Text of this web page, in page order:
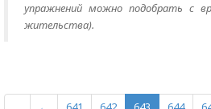
упражнений можно подобрать с
жительства).